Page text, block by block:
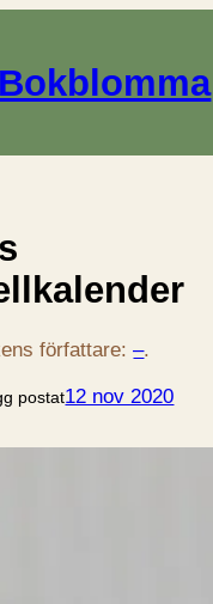
Bokblomma
författare:–.
postat12 nov 2020